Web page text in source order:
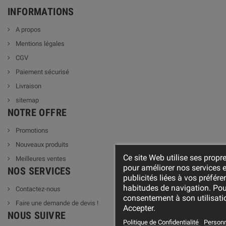
INFORMATIONS
A propos
Mentions légales
CGV
Paiement sécurisé
Livraison
sitemap
NOTRE OFFRE
Promotions
Nouveaux produits
Meilleures ventes
NOS SERVICES
Contactez-nous
Faire une demande de devis !
NOUS SUIVRE
Ce site Web utilise ses
pour améliorer nos services
publicités liées à vos
habitudes de navigation.
consentement à son
Accepter.
Politique de Confidentialité